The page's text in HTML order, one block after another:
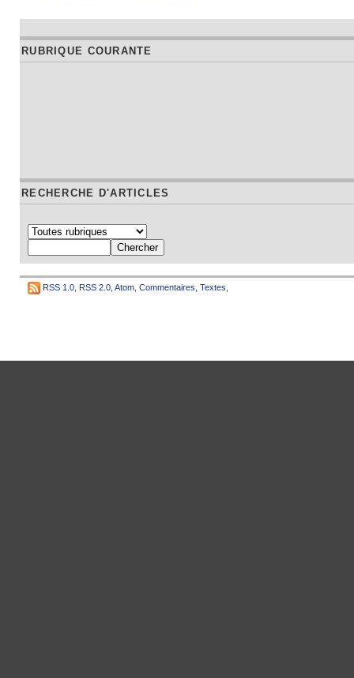
RUBRIQUE COURANTE
RECHERCHE D'ARTICLES
RSS 1.0 RSS 2.0 Atom Commentaires Textes